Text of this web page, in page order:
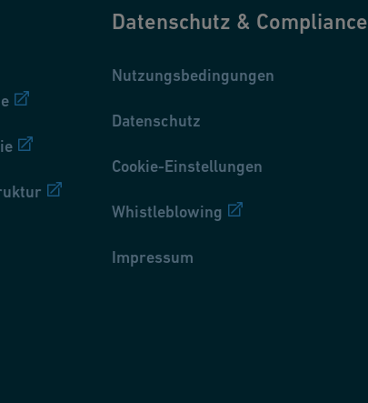
Datenschutz & Compliance
Nutzungsbedingungen
Datenschutz
Cookie-Einstellungen
Whistleblowing
Impressum